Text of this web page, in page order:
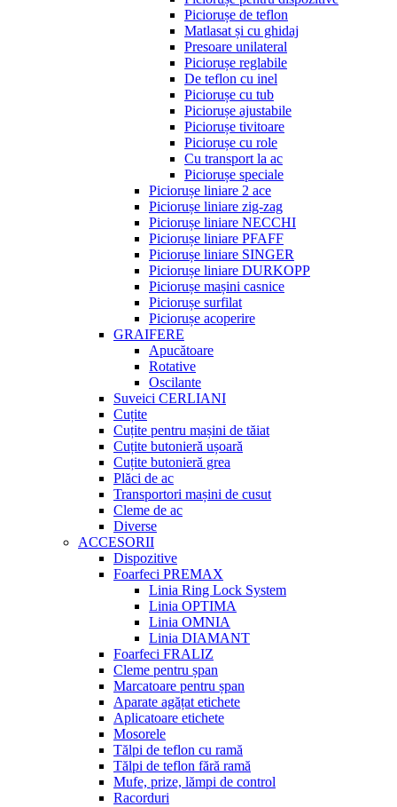
Piciorușe de teflon
Matlasat și cu ghidaj
Presoare unilateral
Piciorușe reglabile
De teflon cu inel
Piciorușe cu tub
Piciorușe ajustabile
Piciorușe tivitoare
Piciorușe cu role
Cu transport la ac
Piciorușe speciale
Piciorușe liniare 2 ace
Piciorușe liniare zig-zag
Piciorușe liniare NECCHI
Piciorușe liniare PFAFF
Piciorușe liniare SINGER
Piciorușe liniare DURKOPP
Piciorușe mașini casnice
Piciorușe surfilat
Piciorușe acoperire
GRAIFERE
Apucătoare
Rotative
Oscilante
Suveici CERLIANI
Cuțite
Cuțite pentru mașini de tăiat
Cuțite butonieră ușoară
Cuțite butonieră grea
Plăci de ac
Transportori mașini de cusut
Cleme de ac
Diverse
ACCESORII
Dispozitive
Foarfeci PREMAX
Linia Ring Lock System
Linia OPTIMA
Linia OMNIA
Linia DIAMANT
Foarfeci FRALIZ
Cleme pentru șpan
Marcatoare pentru șpan
Aparate agățat etichete
Aplicatoare etichete
Mosorele
Tălpi de teflon cu ramă
Tălpi de teflon fără ramă
Mufe, prize, lămpi de control
Racorduri